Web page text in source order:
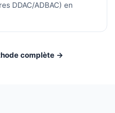
DDAC/ADBAC) en
complète →